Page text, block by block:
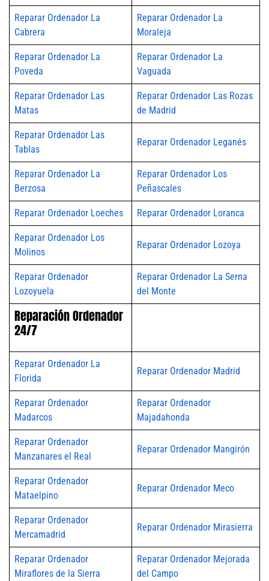
Reparar Ordenador La
Cabrera
Reparar Ordenador La
Moraleja
Reparar Ordenador La
Poveda
Reparar Ordenador La
Vaguada
Reparar Ordenador Las
Matas
Reparar Ordenador Las Rozas
de Madrid
Reparar Ordenador Las
Tablas
Reparar Ordenador Leganés
Reparar Ordenador La
Berzosa
Reparar Ordenador Los
Peñascales
Reparar Ordenador Loeches Reparar Ordenador Loranca
Reparar Ordenador Los
Molinos
Reparar Ordenador Lozoya
Reparar Ordenador
Lozoyuela
Reparar Ordenador La Serna
del Monte
Reparación Ordenador
24/7
Reparar Ordenador La
Florida
Reparar Ordenador Madrid
Reparar Ordenador
Madarcos
Reparar Ordenador
Majadahonda
Reparar Ordenador
Manzanares el Real
Reparar Ordenador Mangirón
Reparar Ordenador
Mataelpino
Reparar Ordenador Meco
Reparar Ordenador
Mercamadrid
Reparar Ordenador Mirasierra
Reparar Ordenador
Miraflores de la Sierra
Reparar Ordenador Mejorada
del Campo